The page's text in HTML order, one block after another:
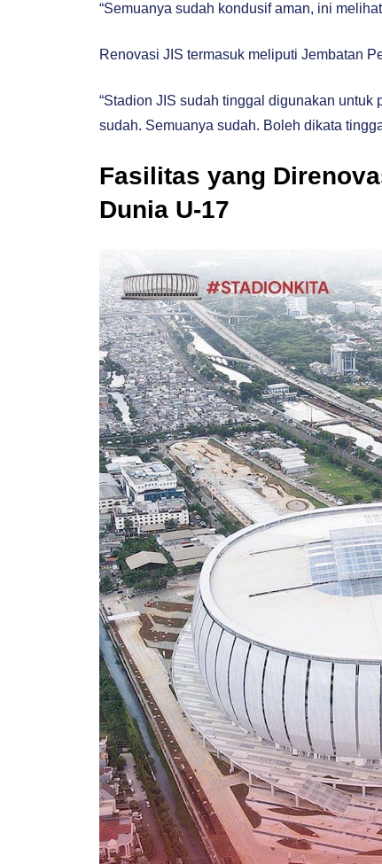
“Semuanya sudah kondusif aman, ini
Renovasi JIS termasuk meliputi Jembatan
“Stadion JIS sudah tinggal digunakan
sudah. Semuanya sudah. Boleh dikata
Fasilitas yang
Dunia U-17